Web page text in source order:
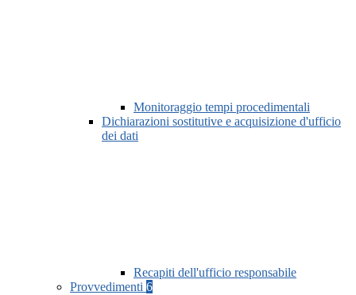
Monitoraggio tempi procedimentali
Dichiarazioni sostitutive e acquisizione d'ufficio
dei dati
Recapiti dell'ufficio responsabile
Provvedimenti 6